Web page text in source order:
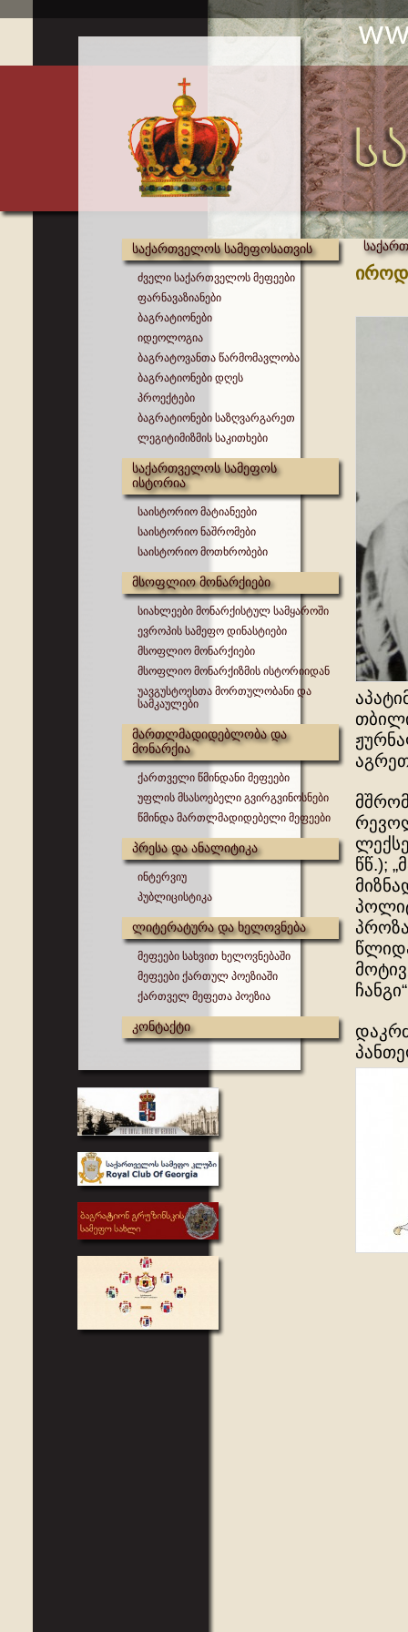
საქართველოს სამეფოსათვის
ძველი საქართველოს მეფეები
ფარნავაზიანები
ბაგრატიონები
იდეოლოგია
ბაგრატოვანთა წარმომავლობა
ბაგრატიონები დღეს
პროექტები
ბაგრატიონები საზღვარგარეთ
ლეგიტიმიზმის საკითხები
საქართველოს სამეფოს
ისტორია
საისტორიო მატიანეები
საისტორიო ნაშრომები
საისტორიო მოთხრობები
მსოფლიო მონარქიები
სიახლეები მონარქისტულ სამყაროში
ევროპის სამეფო დინასტიები
მსოფლიო მონარქიები
მსოფლიო მონარქიზმის ისტორიიდან
უავგუსტოესთა მორთულობანი და
სამკაულები
მართლმადიდებლობა და
მონარქია
ქართველი წმინდანი მეფეები
უფლის მსასოებელი გვირგვინოსნები
წმინდა მართლმადიდებელი მეფეები
პრესა და ანალიტიკა
ინტერვიუ
პუბლიცისტიკა
ლიტერატურა და ხელოვნება
მეფეები სახვით ხელოვნებაში
მეფეები ქართულ პოეზიაში
ქართველ მეფეთა პოეზია
კონტაქტი
წწ.);